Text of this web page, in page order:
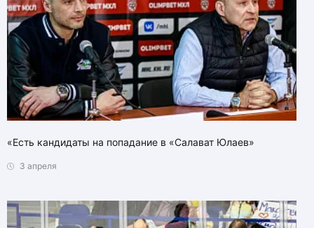
«Есть кандидаты на попадание в «Салават Юлаев»
3 апреля